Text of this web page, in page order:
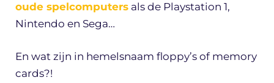
oude spelcomputers als de Playstation 1,
Nintendo en Sega…
En wat zijn in hemelsnaam floppy’s of memory
cards?!